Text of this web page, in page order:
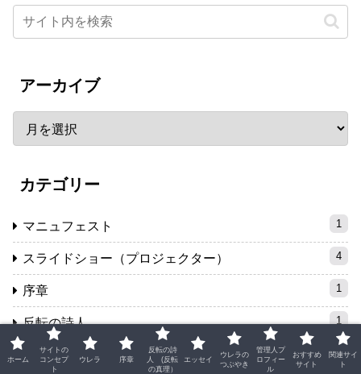
アーカイブ
カテゴリー
マニュフェスト 1
スライドショー（プロジェクター） 4
序章 1
反転の詩人 1
SF小説 1
ホーム
サイトの
コンセプ
ト
ウレラ 序章
反転の詩
人 (反転
の真理）
エッセイ
ウレラの
つぶやき
管理人プ
ロフィー
ル
おすすめ
サイト
関連サイ
ト